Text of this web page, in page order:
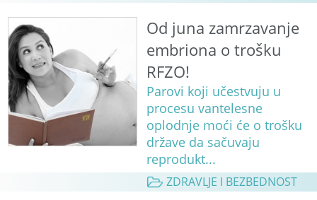
Od juna zamrzavanje
embriona o trošku
RFZO!
Parovi koji učestvuju u
procesu vantelesne
oplodnje moći će o trošku
države da sačuvaju
reprodukt...
ZDRAVLJE I BEZBEDNOST